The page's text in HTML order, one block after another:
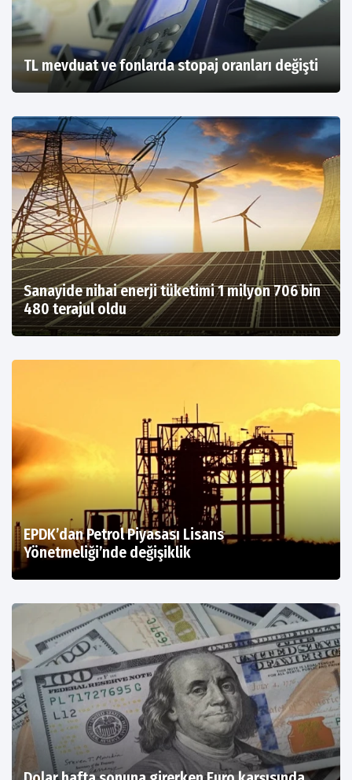
TL mevduat ve fonlarda stopaj oranları değişti
Sanayide nihai enerji tüketimi 1 milyon 706 bin
480 terajul oldu
EPDK’dan Petrol Piyasası Lisans
Yönetmeliği’nde değişiklik